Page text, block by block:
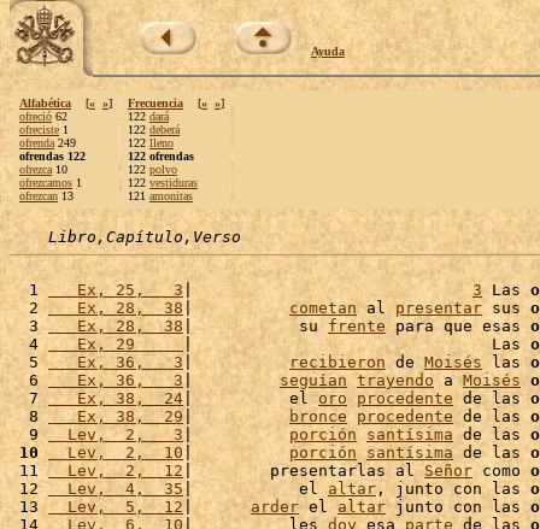
Ayuda
Alfabética [« »]
ofreció 62
ofreciste 1
ofrenda 249
ofrendas 122
ofrezca 10
ofrezcamos 1
ofrezcan 13
Frecuencia [« »]
122 dará
122 deberá
122 lleno
122 ofrendas
122 polvo
122 vestiduras
121 amonitas
Libro,Capítulo,Verso
  1
   Ex, 25,   3
| 3 Las
  2
   Ex, 28,  38
| cometan al presentar sus
  3
   Ex, 28,  38
|           su frente para que esas
  4
   Ex, 29
|                               Las
  5
   Ex, 36,   3
| recibieron de Moisés las
  6
   Ex, 36,   3
| seguían trayendo a Moisés
  7
   Ex, 38,  24
|          el oro procedente de las
  8
   Ex, 38,  29
| bronce procedente de las
  9
  Lev,  2,   3
| porción santísima de las
10
  Lev,  2,  10
| porción santísima de las
11
  Lev,  2,  12
|        presentarlas al Señor como
12
  Lev,  4,  35
|           el altar , junto con las
13
  Lev,  5,  12
| arder el altar junto con las
14
  Lev,  6,  10
|          les doy esa parte de las